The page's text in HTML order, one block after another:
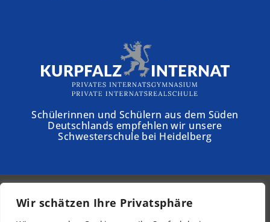
Wir schätzen Ihre Privatsphäre
Schülerinnen und Schülern aus dem Süden
Deutschlands empfehlen wir unsere
Schwesterschule bei Heidelberg
© 2026 - Schloss Torgelow